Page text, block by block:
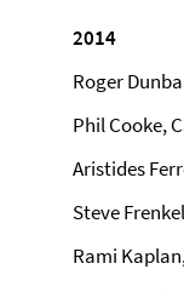
2014
Roger
Phil Cooke,
Aristides
Steve
Rami